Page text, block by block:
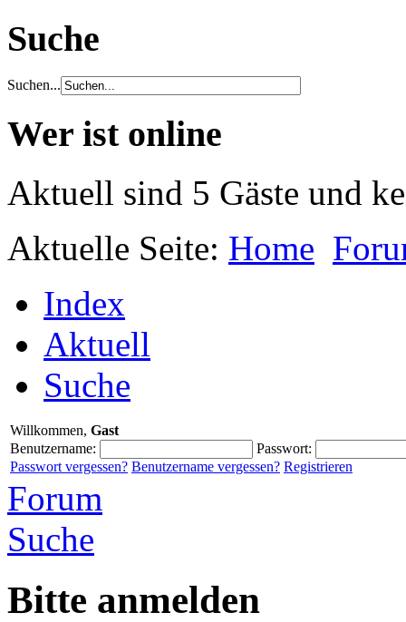
Suche
Suchen...
Wer ist online
Aktuell sind 5 Gäste und
Aktuelle Seite: Home
Index
Aktuell
Suche
Willkommen, Gast
Benutzername:
Passwort:
Passwort vergessen? Benutzername vergessen? Registrieren
Forum
Suche
Bitte anmelden